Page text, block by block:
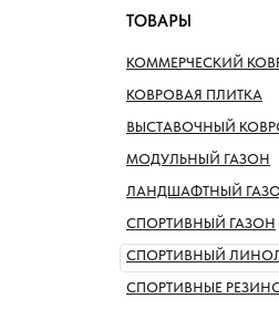
КОММЕРЧЕСКИЙ
КОВРОВАЯ ПЛИТКА
ВЫСТАВОЧНЫЙ
СПОРТИВНЫЙ ГАЗОН
МОДУЛЬНЫЙ ГАЗОН
СПОРТИВНЫЙ
СПОРТИВНЫЕ
ТОВАРЫ
ЛАНДШАФТНЫЙ